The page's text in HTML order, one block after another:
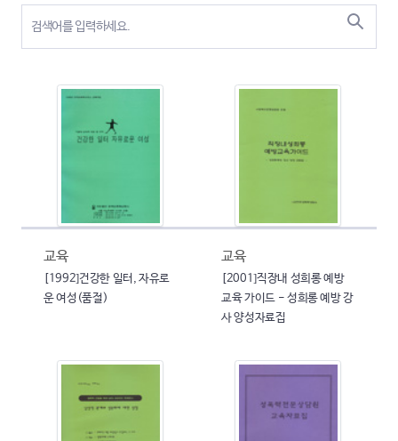
교육
[1992]건강한 일터, 자유로
운 여성(품절)
교육
[2001]직장내 성희롱 예방
교육 가이드 - 성희롱 예방 강
사 양성자료집